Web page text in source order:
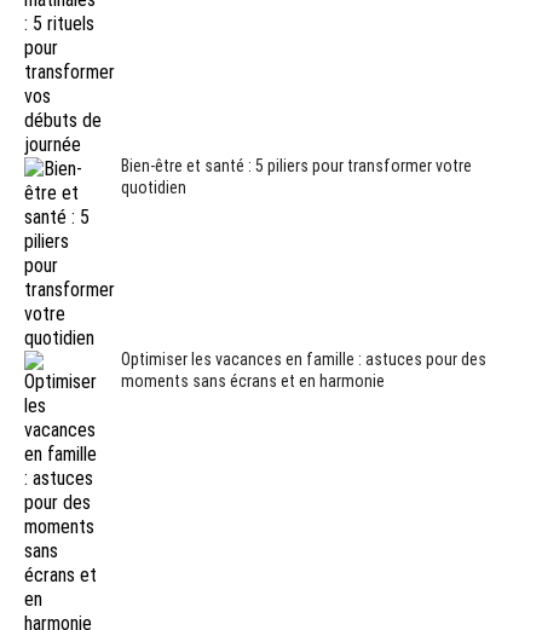
Bien-être et santé : 5 piliers pour transformer votre
quotidien
Optimiser les vacances en famille : astuces pour des
moments sans écrans et en harmonie